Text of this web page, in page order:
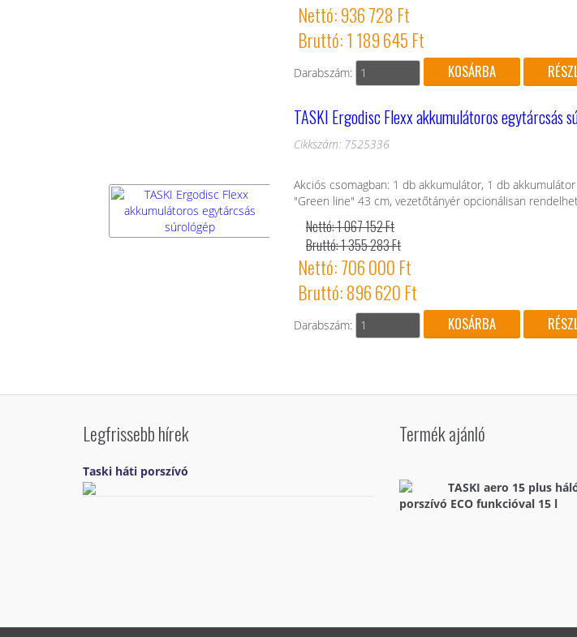
Nettó: 936 728 Ft
Bruttó: 1 189 645 Ft
Darabszám:
TASKI Ergodisc Flexx akkumulátoros egytárcsás
Cikkszám: 7525336
Akciós csomagban: 1 db akkumulátor, 1 db
"Green line" 43 cm, vezetőtányér opcionálisan
Nettó: 1 067 152 Ft
Bruttó: 1 355 283 Ft
Nettó: 706 000 Ft
Bruttó: 896 620 Ft
Darabszám:
Legfrissebb hírek
Taski háti porszívó
Termék ajánló
TASKI aero 15 plus
porszívó ECO funkcióval 15 l